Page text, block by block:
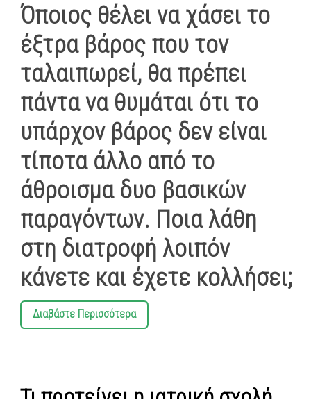
Όποιος θέλει να χάσει το
έξτρα βάρος που τον
ταλαιπωρεί, θα πρέπει
πάντα να θυμάται ότι το
υπάρχον βάρος δεν είναι
τίποτα άλλο από το
άθροισμα δυο βασικών
παραγόντων. Ποια λάθη
στη διατροφή λοιπόν
κάνετε και έχετε κολλήσει;
Διαβάστε Περισσότερα